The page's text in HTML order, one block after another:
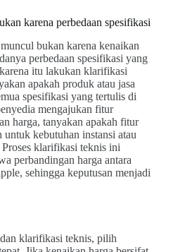
karena perbedaan spesifikasi
bukan karena kenaikan
perbedaan spesifikasi yang
itu lakukan klarifikasi
apakah produk atau jasa
spesifikasi yang tertulis di
mengajukan fitur
harga, tanyakan apakah fitur
kebutuhan instansi atau
klarifikasi teknis ini
perbandingan harga antara
sehingga keputusan menjadi
klarifikasi teknis, pilih